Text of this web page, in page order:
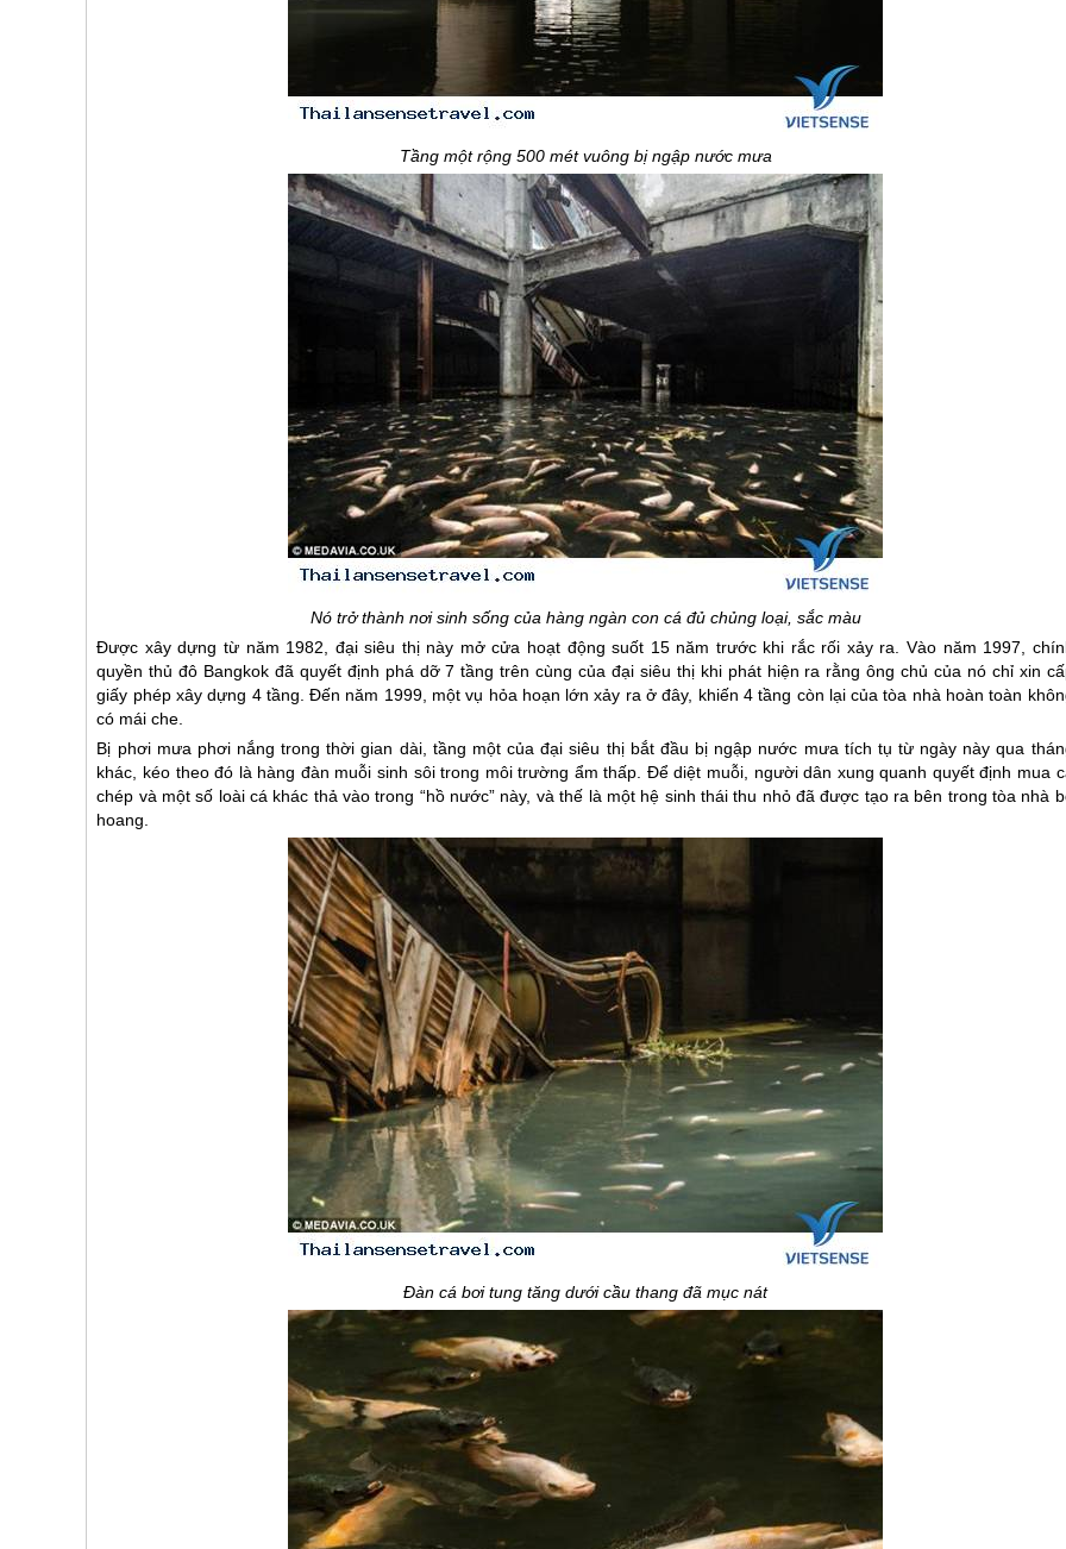
Tầng một rộng 500 mét vuông bị ngập nước mưa
Nó trở thành nơi sinh sống của hàng ngàn con cá đủ chủng loại, sắc màu
Được xây dựng từ năm 1982, đại siêu thị này mở cửa hoạt động suốt 15 năm trước khi rắc rối xảy ra. Vào năm 1997,
quyền thủ đô Bangkok đã quyết định phá dỡ 7 tầng trên cùng của đại siêu thị khi phát hiện ra rằng ông chủ của nó chỉ xin
giấy phép xây dựng 4 tầng. Đến năm 1999, một vụ hỏa hoạn lớn xảy ra ở đây, khiến 4 tầng còn lại của tòa nhà hoàn toàn
có mái che.
Bị phơi mưa phơi nắng trong thời gian dài, tầng một của đại siêu thị bắt đầu bị ngập nước mưa tích tụ từ ngày này qua
khác, kéo theo đó là hàng đàn muỗi sinh sôi trong môi trường ẩm thấp. Để diệt muỗi, người dân xung quanh quyết định mua
chép và một số loài cá khác thả vào trong “hồ nước” này, và thế là một hệ sinh thái thu nhỏ đã được tạo ra bên trong tòa nhà
hoang.
Đàn cá bơi tung tăng dưới cầu thang đã mục nát